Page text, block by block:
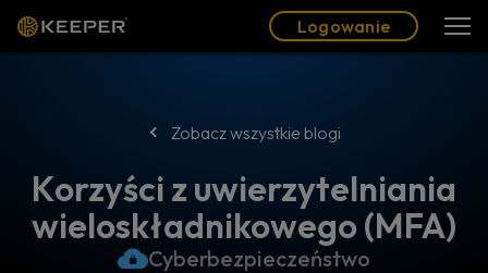
Logowanie
Zobacz wszystkie blogi
Korzyści z uwierzytelniania
wieloskładnikowego (MFA)
Cyberbezpieczeństwo